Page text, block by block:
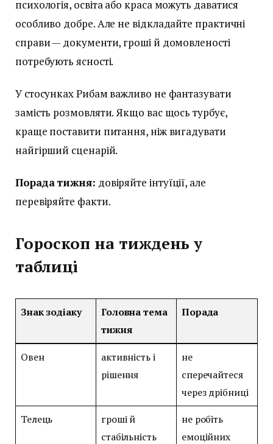
психологія, освіта або краса можуть даватися
особливо добре. Але не відкладайте практичні
справи — документи, гроші й домовленості
потребують ясності.
У стосунках Рибам важливо не фантазувати
замість розмовляти. Якщо вас щось турбує,
краще поставити питання, ніж вигадувати
найгірший сценарій.
Порада тижня: довіряйте інтуїції, але
перевіряйте факти.
Гороскоп на тиждень у
таблиці
Знак зодіаку
Головна тема
тижня
Порада
Овен
активність і
рішення
не
сперечайтеся
через дрібниці
Телець
гроші й
стабільність
не робіть
емоційних